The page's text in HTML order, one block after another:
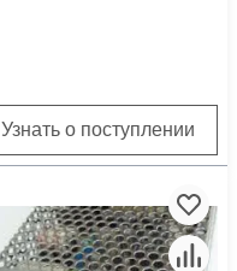
Узнать о поступлении